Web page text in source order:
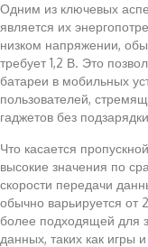
Одним из ключевых
является их
низком напряжении,
требует 1,2 В. Это
батареи в мобильных
пользователей,
гаджетов без
Что касается
высокие значения по
скорости передачи
обычно варьируется от
более подходящей для
данных, таких как игры